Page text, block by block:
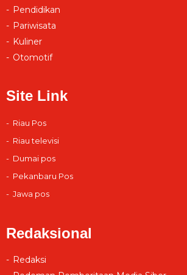
Pendidikan
Pariwisata
Kuliner
Otomotif
Site Link
Riau Pos
Riau televisi
Dumai pos
Pekanbaru Pos
Jawa pos
Redaksional
Redaksi